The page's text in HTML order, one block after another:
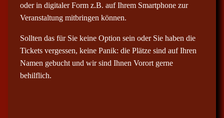
oder in digitaler Form z.B. auf Ihrem Smartphone zur
Veranstaltung mitbringen können.
Sollten das für Sie keine Option sein oder Sie haben die
Tickets vergessen, keine Panik: die Plätze sind auf Ihren
Namen gebucht und wir sind Ihnen Vorort gerne
behilflich.